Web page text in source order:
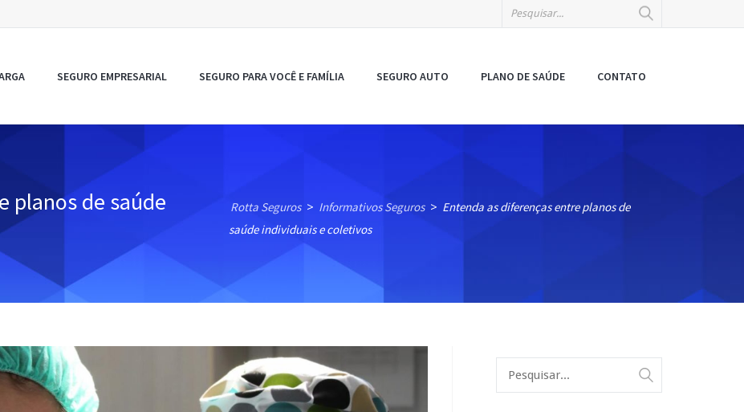
SEGURO EMPRESARIAL SEGURO PARA VOCÊ E FAMÍLIA SEGURO AUTO PLANO DE SAÚDE CONTATO
planos de saúde
Rotta Seguros > Informativos Seguros > Entenda as diferenças entre planos de
saúde individuais e coletivos